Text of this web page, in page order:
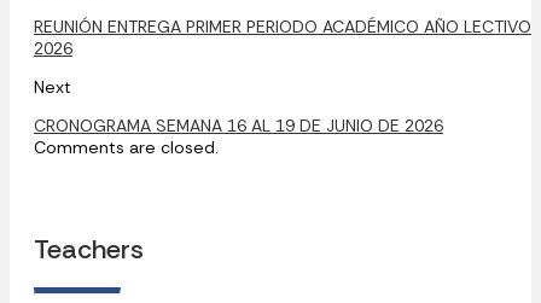
REUNIÓN ENTREGA PRIMER PERIODO ACADÉMICO AÑO LECTIVO
2026
Next
CRONOGRAMA SEMANA 16 AL 19 DE JUNIO DE 2026
Comments are closed.
Teachers